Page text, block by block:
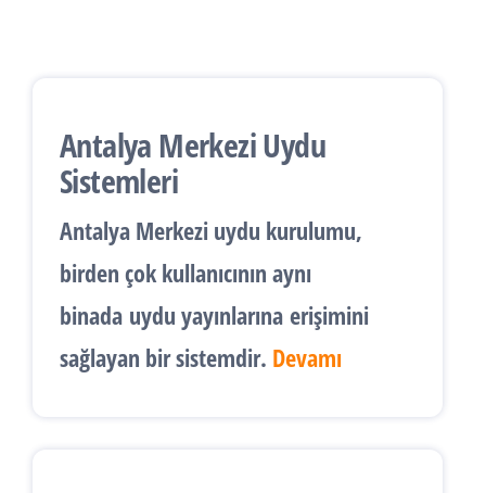
Antalya Merkezi Uydu
Sistemleri
Antalya Merkezi uydu kurulumu,
birden çok kullanıcının aynı
binada uydu yayınlarına erişimini
sağlayan bir sistemdir. Devamı